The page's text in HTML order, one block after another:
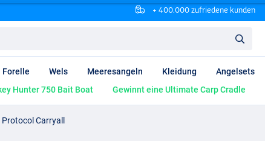
+ 400.000 zufriedene kunden
Forelle Wels Meeresangeln Kleidung Angelsets
Hunter 750 Bait Boat Gewinnt eine Ultimate Carp Cradle
Carryall